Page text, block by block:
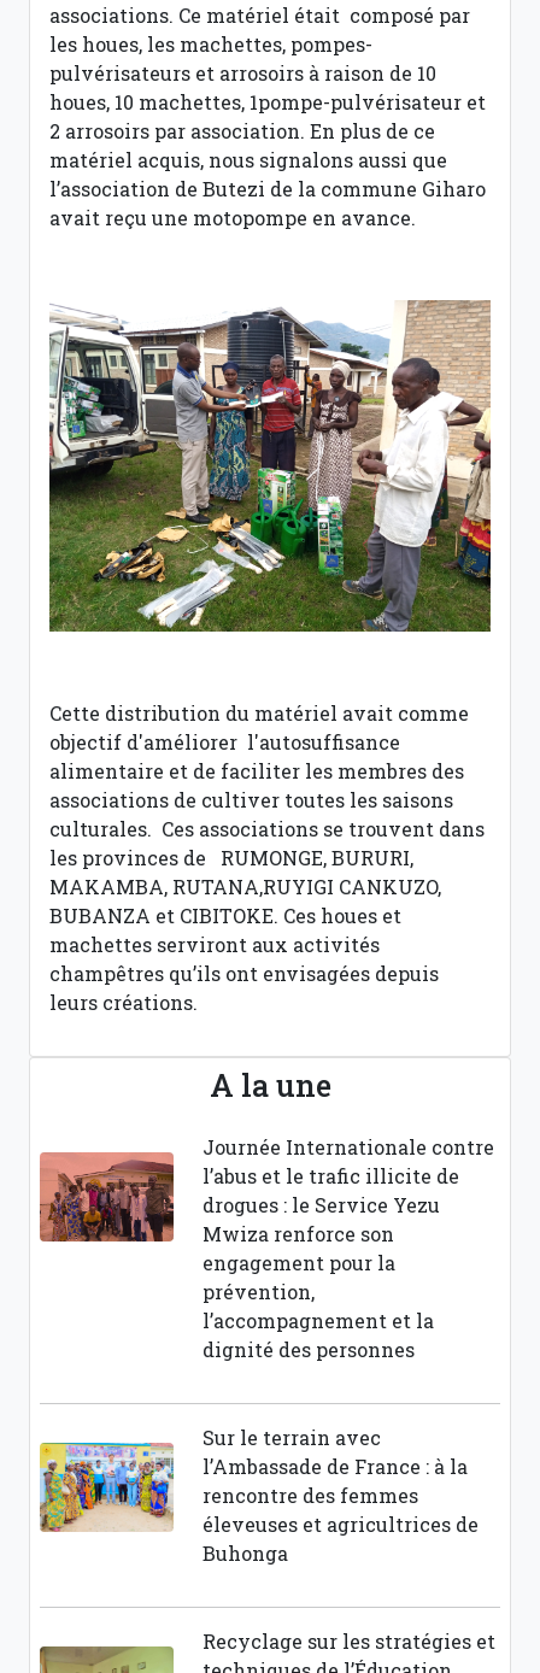
associations. Ce matériel était composé par
les houes, les machettes, pompes-
pulvérisateurs et arrosoirs à raison de 10
houes, 10 machettes, 1pompe-pulvérisateur et
2 arrosoirs par association. En plus de ce
matériel acquis, nous signalons aussi que
l’association de Butezi de la commune Giharo
avait reçu une motopompe en avance.
Cette distribution du matériel avait comme
objectif d'améliorer l'autosuffisance
alimentaire et de faciliter les membres des
associations de cultiver toutes les saisons
culturales. Ces associations se trouvent dans
les provinces de RUMONGE, BURURI,
MAKAMBA, RUTANA,RUYIGI CANKUZO,
BUBANZA et CIBITOKE. Ces houes et
machettes serviront aux activités
champêtres qu’ils ont envisagées depuis
leurs créations.
A la une
Journée Internationale contre
l’abus et le trafic illicite de
drogues : le Service Yezu
Mwiza renforce son
engagement pour la
prévention,
l’accompagnement et la
dignité des personnes
Sur le terrain avec
l’Ambassade de France : à la
rencontre des femmes
éleveuses et agricultrices de
Buhonga
Recyclage sur les stratégies et